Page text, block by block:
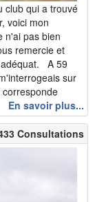
club qui a trouvé
voici mon
n'ai pas bien
remercie et
adéquat. A 59
sur
En savoir plus...
Consultations